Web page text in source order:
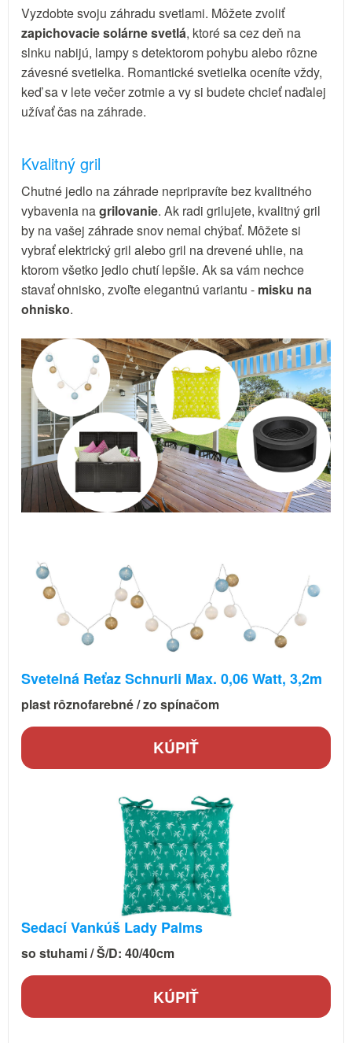
Vyzdobte svoju záhradu svetlami. Môžete zvoliť
zapichovacie solárne svetlá, ktoré sa cez deň na
slnku nabijú, lampy s detektorom pohybu alebo rôzne
závesné svetielka. Romantické svetielka oceníte vždy,
keď sa v lete večer zotmie a vy si budete chcieť naďalej
užívať čas na záhrade.
Kvalitný gril
Chutné jedlo na záhrade nepripravíte bez kvalitného
vybavenia nagrilovanie. Ak radi grilujete, kvalitný gril
by na vašej záhrade snov nemal chýbať. Môžete si
vybrať elektrický gril alebo gril na drevené uhlie, na
ktorom všetko jedlo chutí lepšie. Ak sa vám nechce
stavať ohnisko, zvoľte elegantnú variantu - misku na
ohnisko.
Svetelná Reťaz Schnurli Max. 0,06 Watt, 3,2m
plast rôznofarebné / zo spínačom
KÚPIŤ
Sedací Vankúš Lady Palms
so stuhami / Š/D: 40/40cm
KÚPIŤ